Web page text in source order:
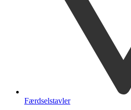
Færdselstavler